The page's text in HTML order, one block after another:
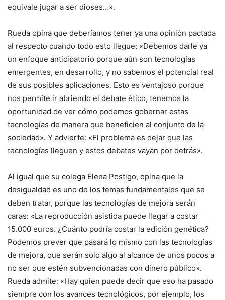
equivale jugar a ser dioses…».
Rueda opina que deberíamos tener ya una opinión pactada
al respecto cuando todo esto llegue: «Debemos darle ya
un enfoque anticipatorio porque aún son tecnologías
emergentes, en desarrollo, y no sabemos el potencial real
de sus posibles aplicaciones. Esto es ventajoso porque
nos permite ir abriendo el debate ético, tenemos la
oportunidad de ver cómo podemos gobernar estas
tecnologías de manera que beneficien al conjunto de la
sociedad». Y advierte: «El problema es dejar que las
tecnologías lleguen y estos debates vayan por detrás».
Al igual que su colega Elena Postigo, opina que la
desigualdad es uno de los temas fundamentales que se
deben tratar, porque las tecnologías de mejora serán
caras: «La reproducción asistida puede llegar a costar
15.000 euros. ¿Cuánto podría costar la edición genética?
Podemos prever que pasará lo mismo con las tecnologías
de mejora, que serán solo algo al alcance de unos pocos a
no ser que estén subvencionadas con dinero público».
Rueda admite: «Hay quien puede decir que eso ha pasado
siempre con los avances tecnológicos, por ejemplo, los